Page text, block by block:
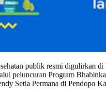
publik resmi digulirkan
peluncuran Program
Setia Permana di Pendopo